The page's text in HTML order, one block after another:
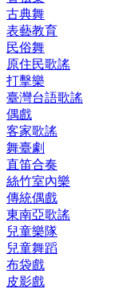
古典舞
表藝教育
民俗舞
原住民歌謠
打擊樂
臺灣台語歌謠
偶戲
客家歌謠
舞臺劇
直笛合奏
絲竹室內樂
傳統偶戲
東南亞歌謠
兒童樂隊
兒童舞蹈
布袋戲
皮影戲